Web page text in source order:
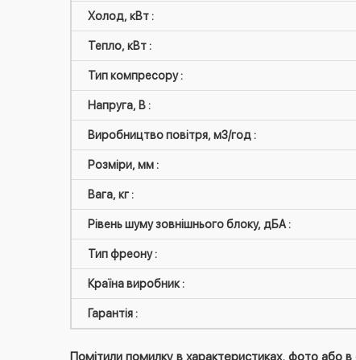
Холод, кВт :
Тепло, кВт :
Тип компресору :
Напруга, В :
Виробництво повітря, м3/год :
Розміри, мм :
Вага, кг :
Рівень шуму зовнішнього блоку, дБА :
Тип фреону :
Країна виробник :
Гарантія :
Помітили помилку в характеристиках, фото або